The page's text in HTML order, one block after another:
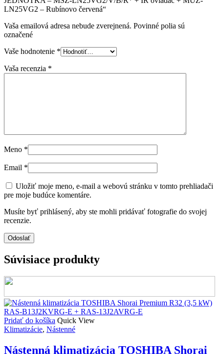
LN25VG2 – Rubínovo červená“
Vaša emailová adresa nebude zverejnená. Povinné polia sú
označené
Vaše hodnotenie *
Vaša recenzia *
Meno *
Email *
Uložiť moje meno, e-mail a webovú stránku v tomto prehliadači
pre moje budúce komentáre.
Musíte byť prihlásený, aby ste mohli pridávať fotografie do svojej
recenzie.
Súvisiace produkty
Pridať do košíka Quick View
Klimatizácie, Nástenné
Nástenná klimatizácia TOSHIBA Shorai